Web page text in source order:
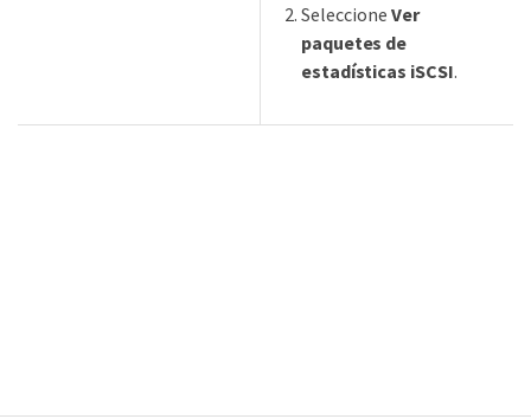
Seleccione Ver
paquetes de
estadísticas iSCSI.